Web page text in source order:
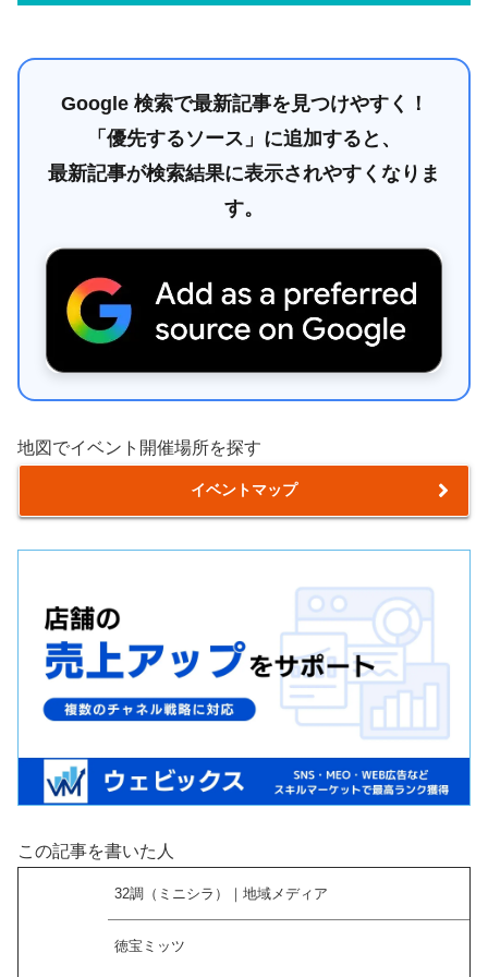
Google 検索で最新記事を見つけやすく！
「優先するソース」に追加すると、
最新記事が検索結果に表示されやすくなりま
す。
地図でイベント開催場所を探す
イベントマップ
この記事を書いた人
32調（ミニシラ）｜地域メディア
徳宝ミッツ